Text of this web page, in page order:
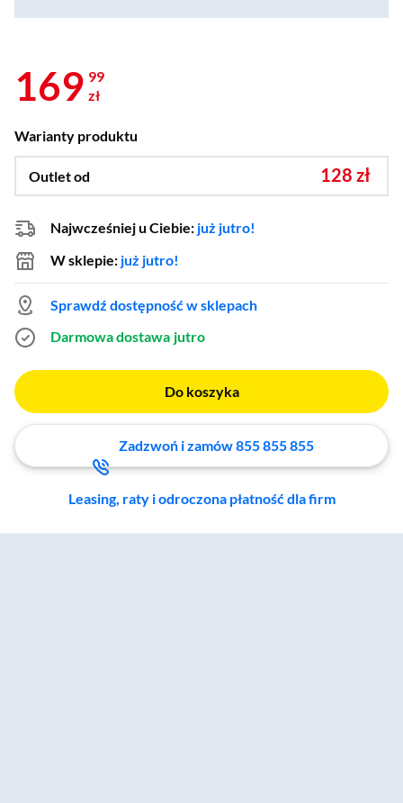
169 99
zł
Warianty produktu
Outlet od 128 zł
Najwcześniej u Ciebie: już jutro!
W sklepie: już jutro!
Sprawdź dostępność w sklepach
Darmowa dostawa jutro
Do koszyka
Zadzwoń i zamów 855 855 855
Leasing, raty i odroczona płatność dla firm